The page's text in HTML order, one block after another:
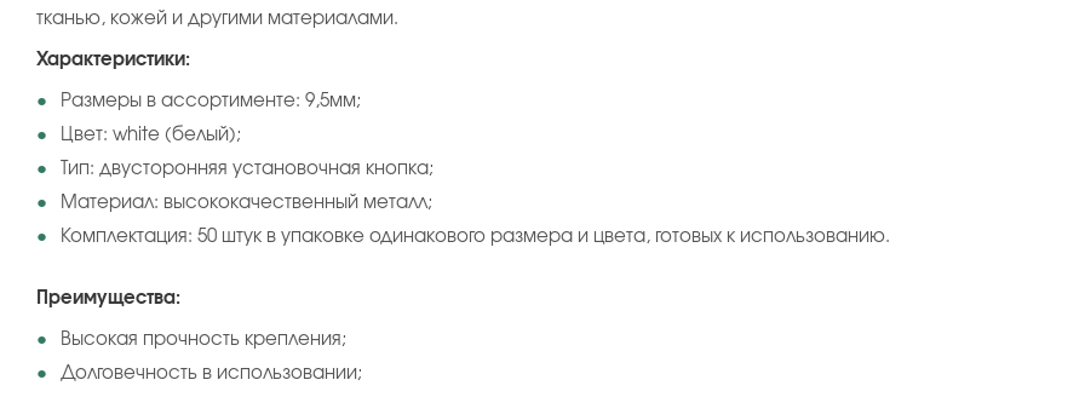
тканью, кожей и другими материалами.
Характеристики:
Размеры в ассортименте: 9,5мм;
Цвет: white (белый);
Тип: двусторонняя установочная кнопка;
Материал: высококачественный металл;
Комплектация: 50 штук в упаковке одинакового размера и цвета, готовых к использованию.
Преимущества:
Высокая прочность крепления;
Долговечность в использовании;